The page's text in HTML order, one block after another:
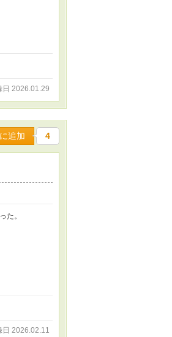
日 2026.01.29
追加 4
た。
日 2026.02.11